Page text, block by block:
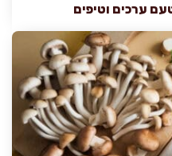
ערכים וטיפים